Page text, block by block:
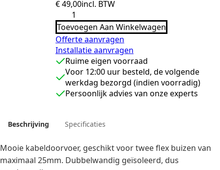
€49,00incl. BTW
Kabeldoorvoer
plat
dak
60mm
aantal
Toevoegen Aan Winkelwagen
Offerte aanvragen
Installatie aanvragen
Ruime eigen voorraad
Voor 12:00 uur besteld, de volgende
werkdag bezorgd (indien voorradig)
Persoonlijk advies van onze experts
Beschrijving Specificaties
Mooie kabeldoorvoer, geschikt voor twee flex buizen van
maximaal 25mm. Dubbelwandig geïsoleerd, dus